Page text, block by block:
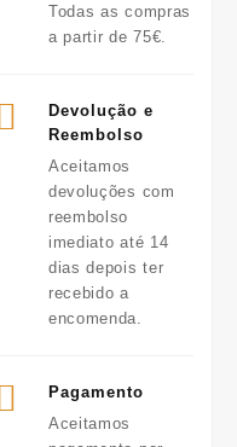
Todas as compras
a partir de 75€.
Devolução e
Reembolso
Aceitamos
devoluções com
reembolso
imediato até 14
dias depois ter
recebido a
encomenda.
Pagamento
Aceitamos